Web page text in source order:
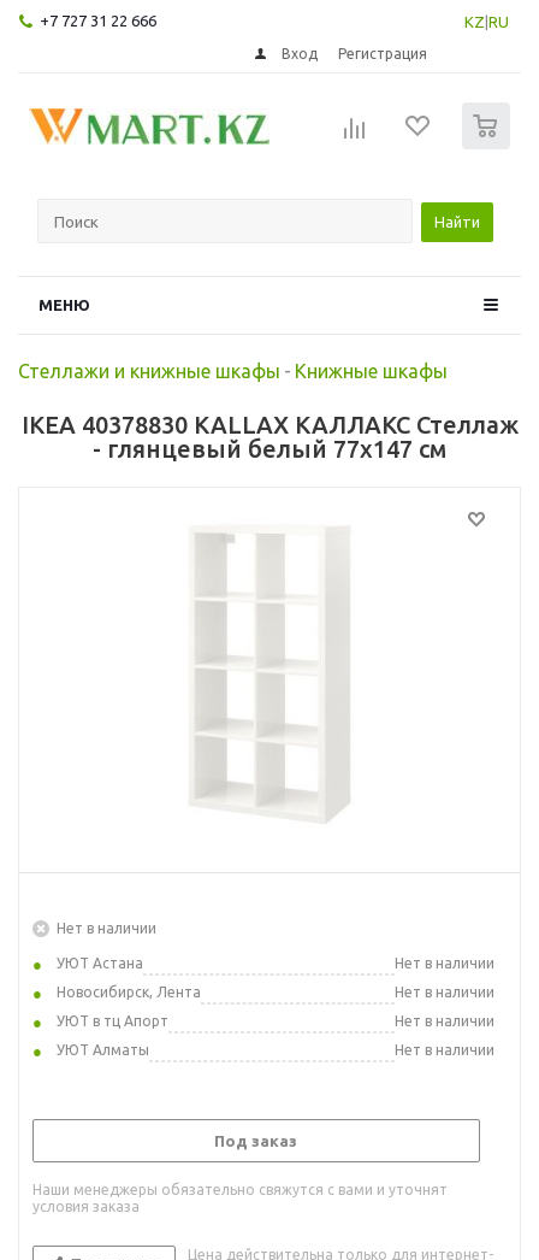
+7 727 31 22 666 KZ RU
Вход Регистрация
Найти
МЕНЮ
Стеллажи и книжные шкафы - Книжные шкафы
IKEA 40378830 KALLAX КАЛЛАКС Стеллаж
- глянцевый белый 77x147 см
Нет в наличии
УЮТ Астана
Нет в наличии
Новосибирск, Лента
Нет в наличии
УЮТ в тц Апорт
Нет в наличии
УЮТ Алматы
Нет в наличии
Под заказ
Наши менеджеры обязательно свяжутся с вами и уточнят
условия заказа
Цена действительна только для интернет-